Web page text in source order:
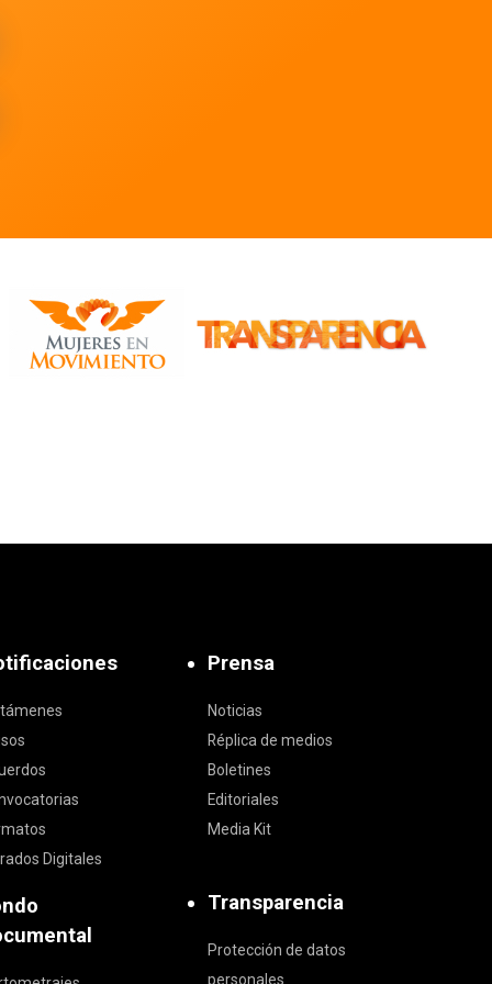
Digitales
Prensa
Noticias
Réplica de medios
Boletines
Editoriales
Media Kit
Transparencia
Protección de datos
personales